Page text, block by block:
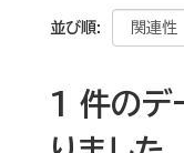
並び順
1 件のデ